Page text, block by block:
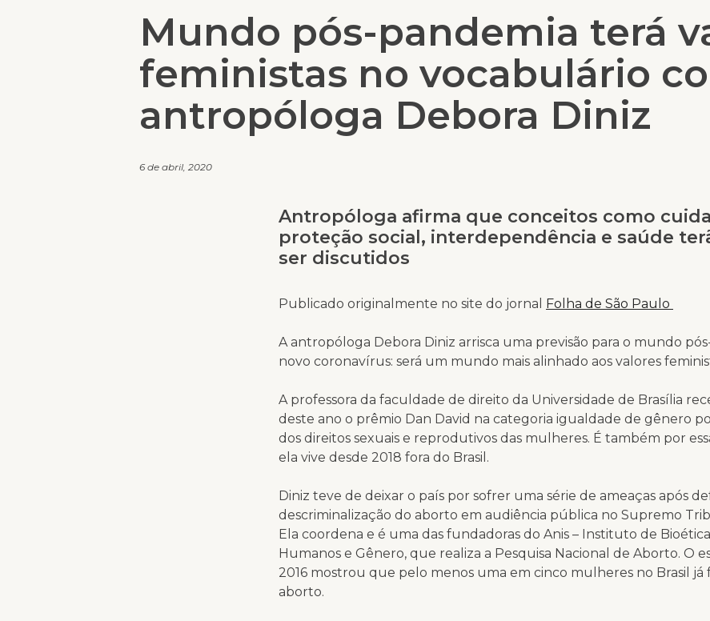
Mundo pós-pandemia terá
feministas no vocabulário
antropóloga Debora Diniz
6 de abril, 2020
Antropóloga afirma que conceitos como
proteção social, interdependência e saúde
ser discutidos
Publicado originalmente no site do jornal Folha de São Paulo
A antropóloga ​Debora Diniz arrisca uma previsão para o mundo
novo coronavírus: será um mundo mais alinhado aos valores
A professora da faculdade de direito da Universidade de Brasília
deste ano o prêmio Dan David na categoria igualdade de gênero
dos direitos sexuais e reprodutivos das mulheres. É também por
ela vive desde 2018 fora do Brasil.
Diniz teve de deixar o país por sofrer uma série de ameaças após
descriminalização do aborto em audiência pública no Supremo
Ela coordena e é uma das fundadoras do Anis – Instituto de
Humanos e Gênero, que realiza a Pesquisa Nacional de Aborto. O
2016 mostrou que pelo menos uma em cinco mulheres no Brasil já
aborto.